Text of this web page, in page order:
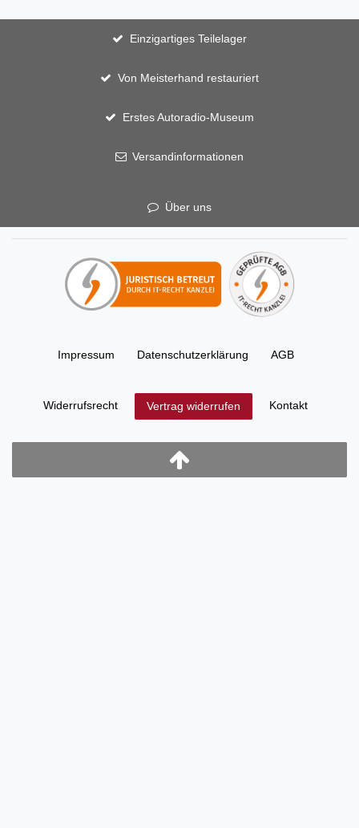
Einzigartiges Teilelager
Von Meisterhand restauriert
Erstes Autoradio-Museum
Versandinformationen
Über uns
Impressum Daten­schutz­erklärung AGB
Widerrufs­recht Vertrag widerrufen Kontakt